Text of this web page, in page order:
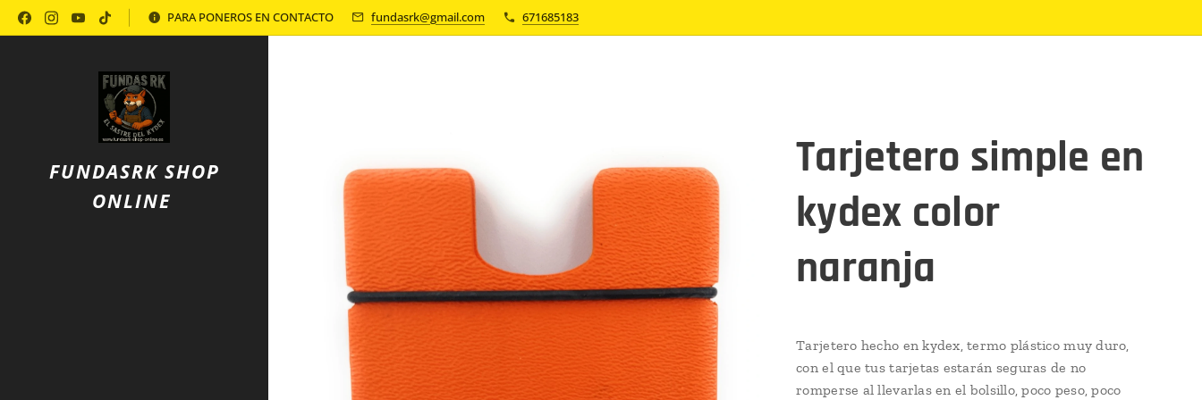
Política de Privacidad PARA PONEROS EN CONTACTO fundasrk@gmail.com 671685183
FUNDASRK SHOP
ONLINE
Tarjetero simple en
kydex color
naranja
Tarjetero hecho en kydex, termo plástico muy duro,
con el que tus tarjetas estarán seguras de no
romperse al llevarlas en el bolsillo, poco peso, poco